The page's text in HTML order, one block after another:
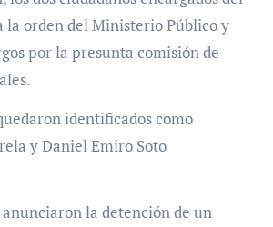
la orden del Ministerio Público y
por la presunta comisión de
identificados como
y Daniel Emiro Soto
la detención de un